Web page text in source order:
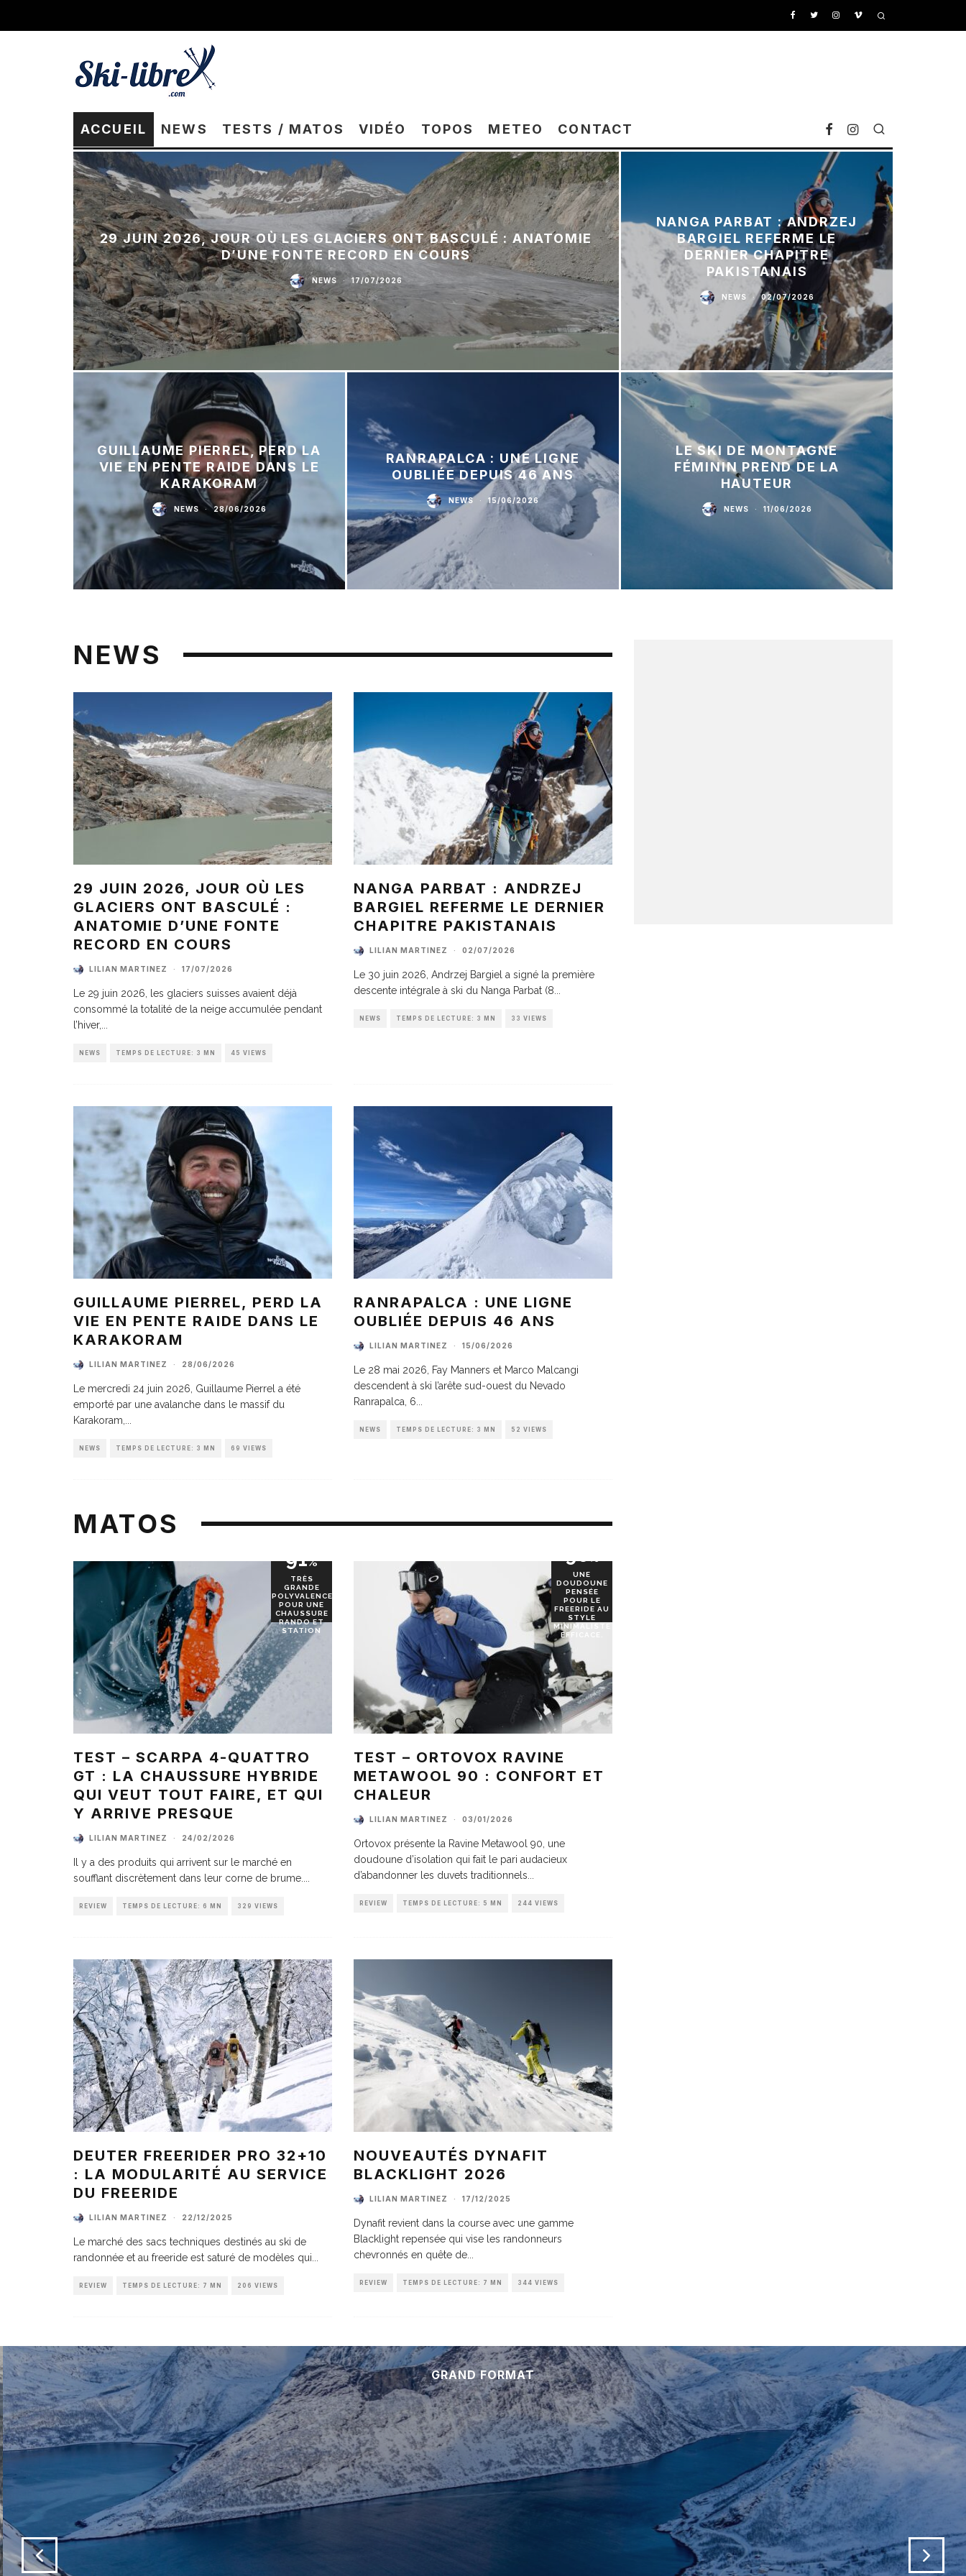
ACCUEIL NEWS TESTS / MATOS VIDÉO TOPOS METEO CONTACT
29 JUIN 2026, JOUR OÙ LES GLACIERS ONT BASCULÉ : ANATOMIE
D’UNE FONTE RECORD EN COURS
NEWS · 17/07/2026
NANGA PARBAT : ANDRZEJ
BARGIEL REFERME LE
DERNIER CHAPITRE
PAKISTANAIS
NEWS · 02/07/2026
GUILLAUME PIERREL, PERD LA
VIE EN PENTE RAIDE DANS LE
KARAKORAM
NEWS · 28/06/2026
RANRAPALCA : UNE LIGNE
OUBLIÉE DEPUIS 46 ANS
NEWS · 15/06/2026
LE SKI DE MONTAGNE
FÉMININ PREND DE LA
HAUTEUR
NEWS · 11/06/2026
NEWS
29 JUIN 2026, JOUR OÙ LES
GLACIERS ONT BASCULÉ :
ANATOMIE D’UNE FONTE
RECORD EN COURS
LILIAN MARTINEZ · 17/07/2026
Le 29 juin 2026, les glaciers suisses avaient déjà
consommé la totalité de la neige accumulée pendant
l’hiver,
NEWS TEMPS DE LECTURE: 3 MN 45 VIEWS
NANGA PARBAT : ANDRZEJ
BARGIEL REFERME LE DERNIER
CHAPITRE PAKISTANAIS
LILIAN MARTINEZ · 02/07/2026
Le 30 juin 2026, Andrzej Bargiel a signé la première
descente intégrale à ski du Nanga Parbat (8
NEWS TEMPS DE LECTURE: 3 MN 33 VIEWS
GUILLAUME PIERREL, PERD LA
VIE EN PENTE RAIDE DANS LE
KARAKORAM
LILIAN MARTINEZ · 28/06/2026
Le mercredi 24 juin 2026, Guillaume Pierrel a été
emporté par une avalanche dans le massif du
Karakoram,
NEWS TEMPS DE LECTURE: 3 MN 69 VIEWS
RANRAPALCA : UNE LIGNE
OUBLIÉE DEPUIS 46 ANS
LILIAN MARTINEZ · 15/06/2026
Le 28 mai 2026, Fay Manners et Marco Malcangi
descendent à ski l’arête sud-ouest du Nevado
Ranrapalca, 6
NEWS TEMPS DE LECTURE: 3 MN 52 VIEWS
MATOS
91%
TRÈS
GRANDE
POLYVALENCE
POUR UNE
CHAUSSURE
RANDO ET
STATION
TEST – SCARPA 4-QUATTRO
GT : LA CHAUSSURE HYBRIDE
QUI VEUT TOUT FAIRE, ET QUI
Y ARRIVE PRESQUE
LILIAN MARTINEZ · 24/02/2026
Il y a des produits qui arrivent sur le marché en
soufflant discrètement dans leur corne de brume.
REVIEW TEMPS DE LECTURE: 6 MN 329 VIEWS
90%
UNE
DOUDOUNE
PENSÉE
POUR LE
FREERIDE AU
STYLE
MINIMALISTE
EFFICACE.
TEST – ORTOVOX RAVINE
METAWOOL 90 : CONFORT ET
CHALEUR
LILIAN MARTINEZ · 03/01/2026
Ortovox présente la Ravine Metawool 90, une
doudoune d’isolation qui fait le pari audacieux
d’abandonner les duvets traditionnels
REVIEW TEMPS DE LECTURE: 5 MN 244 VIEWS
DEUTER FREERIDER PRO 32+10
: LA MODULARITÉ AU SERVICE
DU FREERIDE
LILIAN MARTINEZ · 22/12/2025
Le marché des sacs techniques destinés au ski de
randonnée et au freeride est saturé de modèles qui
REVIEW TEMPS DE LECTURE: 7 MN 206 VIEWS
NOUVEAUTÉS DYNAFIT
BLACKLIGHT 2026
LILIAN MARTINEZ · 17/12/2025
Dynafit revient dans la course avec une gamme
Blacklight repensée qui vise les randonneurs
chevronnés en quête de
REVIEW TEMPS DE LECTURE: 7 MN 344 VIEWS
GRAND FORMAT